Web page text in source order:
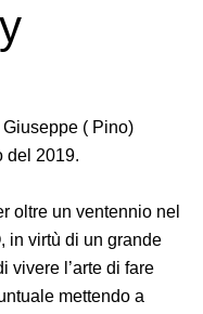
( Pino)
del 2019.
oltre un ventennio nel
in virtù di un grande
vivere l’arte di fare
mettendo a